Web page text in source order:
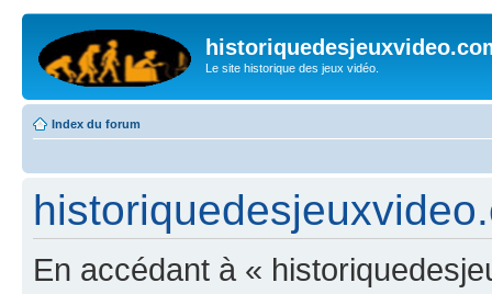
Le site historique des jeux vidéo.
Index du forum
En accédant à «